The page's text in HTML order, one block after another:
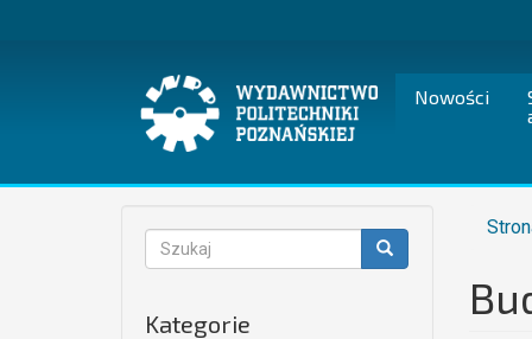
Nowości
Formularz
wyszukiwania
Kategorie